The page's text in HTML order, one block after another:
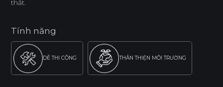
thất.
Tính năng
DỄ THI CÔNG THÂN THIỆN MÔI TRƯỜNG